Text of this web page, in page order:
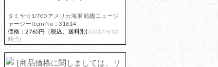
タミヤ☆1/700 アメリカ海軍 戦艦ニュージ
ャージー Item No：31614
価格：2765円（税込、送料別) (2017/6/13
時点)